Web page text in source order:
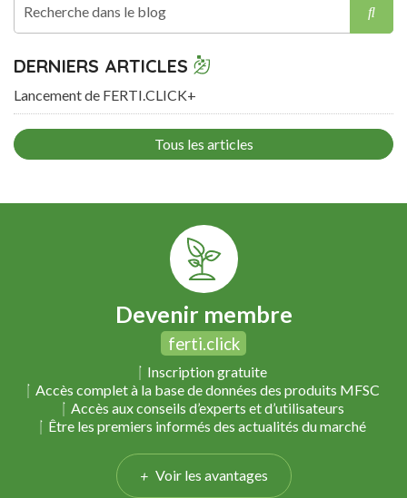
DERNIERS ARTICLES
Lancement de FERTI.CLICK+
Tous les articles
Devenir membre
ferti.click
Inscription gratuite
Accès complet à la base de données des produits MFSC
Accès aux conseils d’experts et d’utilisateurs
Être les premiers informés des actualités du marché
Voir les avantages